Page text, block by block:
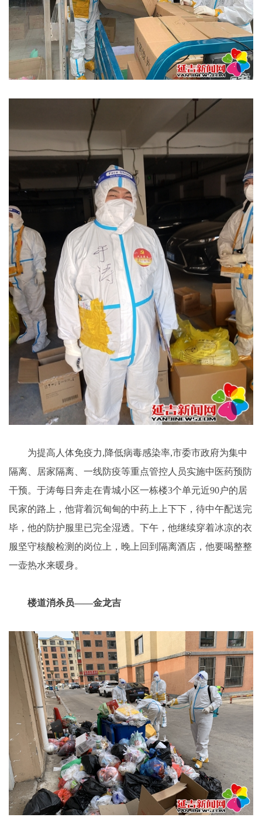
为提高人体免疫力,降低病毒感染率,市委市政府为集中
隔离、居家隔离、一线防疫等重点管控人员实施中医药预防
干预。于涛每日奔走在青城小区一栋楼3个单元近90户的居
民家的路上，他背着沉甸甸的中药上上下下，待中午配送完
毕，他的防护服里已完全湿透。下午，他继续穿着冰凉的衣
服坚守核酸检测的岗位上，晚上回到隔离酒店，他要喝整整
一壶热水来暖身。
楼道消杀员——金龙吉